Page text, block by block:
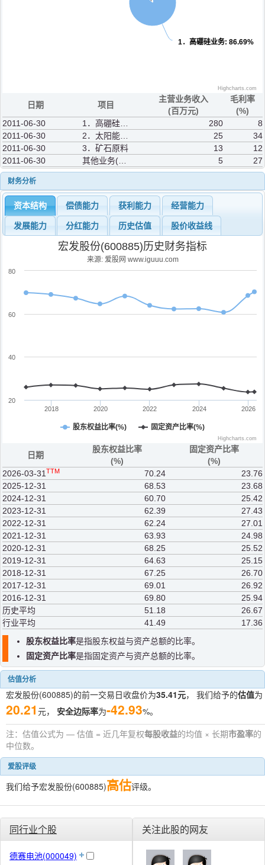
1．高硼硅业务: 86.69%
Highcharts.com
日期 项目
主营业务收入
(百万元)
毛利率
(%)
2011-06-30
280
8
2011-06-30
25
34
2011-06-30
3．矿石原料 13
12
2011-06-30
5 27
财务分析
资本结构 偿债能力 获利能力 经营能力
发展能力 分红能力 历史估值 股价收益线
宏发股份(600885)历史财务指标
来源: 爱股网 www.iguuu.com
股东权益比率(%) 固定资产比率(%)
2018 2020 2022 2024 2026
20
40
60
80
Highcharts.com
日期
股东权益比率
(%)
固定资产比率
(%)
2026-03-31 TTM 70.24
23.76
2025-12-31
68.53
23.68
2024-12-31
60.70
25.42
2023-12-31
62.39
27.43
2022-12-31
62.24
27.01
2021-12-31
63.93
24.98
2020-12-31
68.25
25.52
2019-12-31
64.63
25.15
2018-12-31
67.25
26.70
2017-12-31
69.01
26.92
2016-12-31
69.80
25.94
历史平均
51.18
26.67
行业平均
41.49
17.36
股东权益比率是指股东权益与资产总额的比率。
固定资产比率是指固定资产与资产总额的比率。
估值分析
宏发股份(600885)的前一交易日收盘价为35.41元， 我们给予的估值为
20.21 元， 安全边际率为-42.93%。
注：估值公式为 — 估值 = 近几年复权每股收益的均值 × 长期市盈率的
中位数。
爱股评级
我们给予宏发股份(600885)高估评级。
同行业个股
德赛电池(000049)
关注此股的网友